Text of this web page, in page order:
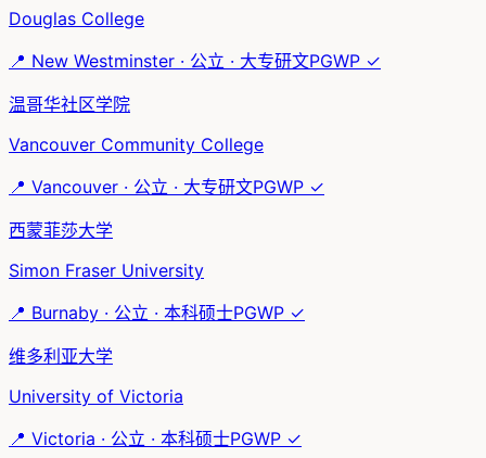
Douglas College
📍 New Westminster · 公立 · 大专研文PGWP ✓
温哥华社区学院
Vancouver Community College
📍 Vancouver · 公立 · 大专研文PGWP ✓
西蒙菲莎大学
Simon Fraser University
📍 Burnaby · 公立 · 本科硕士PGWP ✓
维多利亚大学
University of Victoria
📍 Victoria · 公立 · 本科硕士PGWP ✓